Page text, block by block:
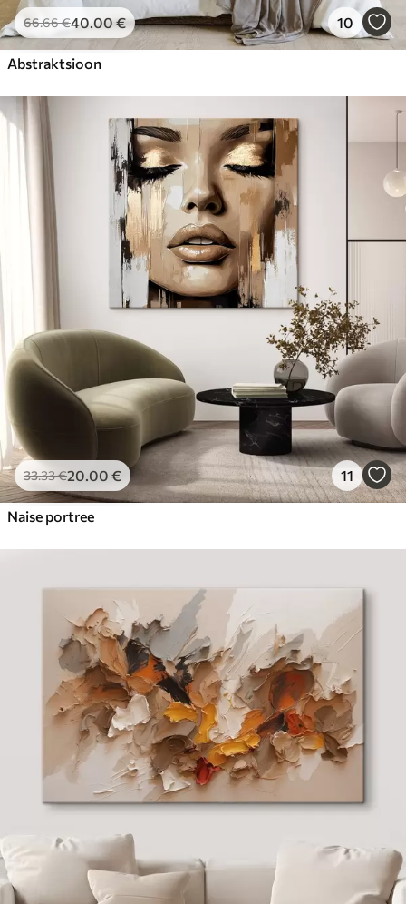
66.66€40.00€ 10
Abstraktsioon
33.33€20.00 € 11
Naise portree